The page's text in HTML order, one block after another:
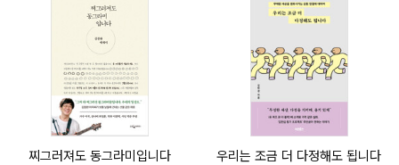
찌그러져도 동그라미입니다
우리는 조금 더 다정해도 됩니다